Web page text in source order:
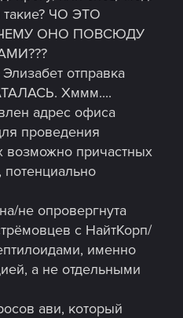
ЧО ЭТО
ОНО ПОВСЮДУ
отправка
Хммм....
адрес офиса
проведения
возможно причастных
не опровергнута
с НайтКорп/
именно
а не отдельными
ави, который